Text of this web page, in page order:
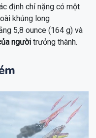
định chỉ nặng có một
khủng long
5,8 ounce (164 g) và
người trưởng thành.